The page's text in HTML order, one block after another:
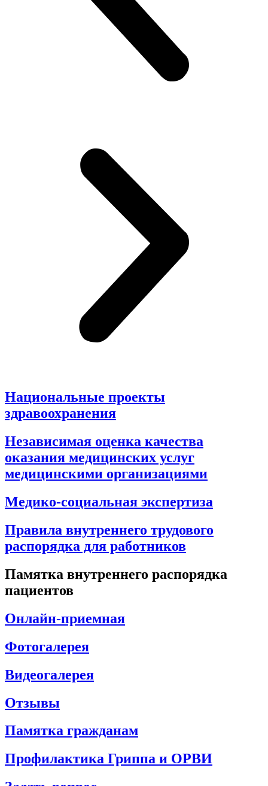
Национальные проекты
здравоохранения
Независимая оценка качества
оказания медицинских услуг
медицинскими организациями
Медико-социальная экспертиза
Правила внутреннего трудового
распорядка для работников
Памятка внутреннего распорядка
пациентов
Онлайн-приемная
Фотогалерея
Видеогалерея
Отзывы
Памятка гражданам
Профилактика Гриппа и ОРВИ